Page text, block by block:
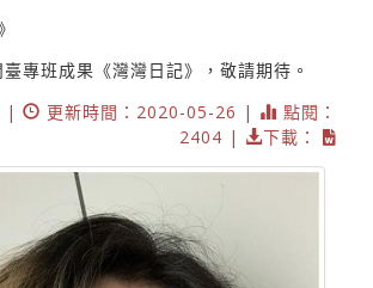
專班成果《灣灣日記》，敬請期待。
|
更新時間：2020-05-26 |
點閱：
2404 |
下載：